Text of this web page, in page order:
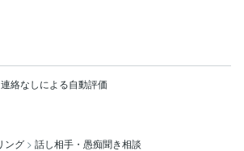
連絡なしによる自動評価
ング > 話し相手・愚痴聞き相談